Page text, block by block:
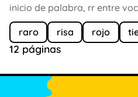
inicio de palabra, rr entre
raro risa rojo
12 páginas